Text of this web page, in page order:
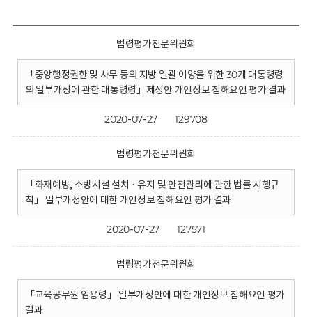
법령평가전문위원회
「중앙행정권한 및 사무 등의 지방 일괄 이양을 위한 30개 대통령령
의 일부개정에 관한 대통령령」제정안 개인정보 침해요인 평가 결과
2020-07-27 129708
법령평가전문위원회
「화재예방, 소방시설 설치 · 유지 및 안전관리에 관한 법률 시행규
칙」 일부개정안에 대한 개인정보 침해요인 평가 결과
2020-07-27 127571
법령평가전문위원회
「교육공무원 임용령」 일부개정안에 대한 개인정보 침해요인 평가
결과